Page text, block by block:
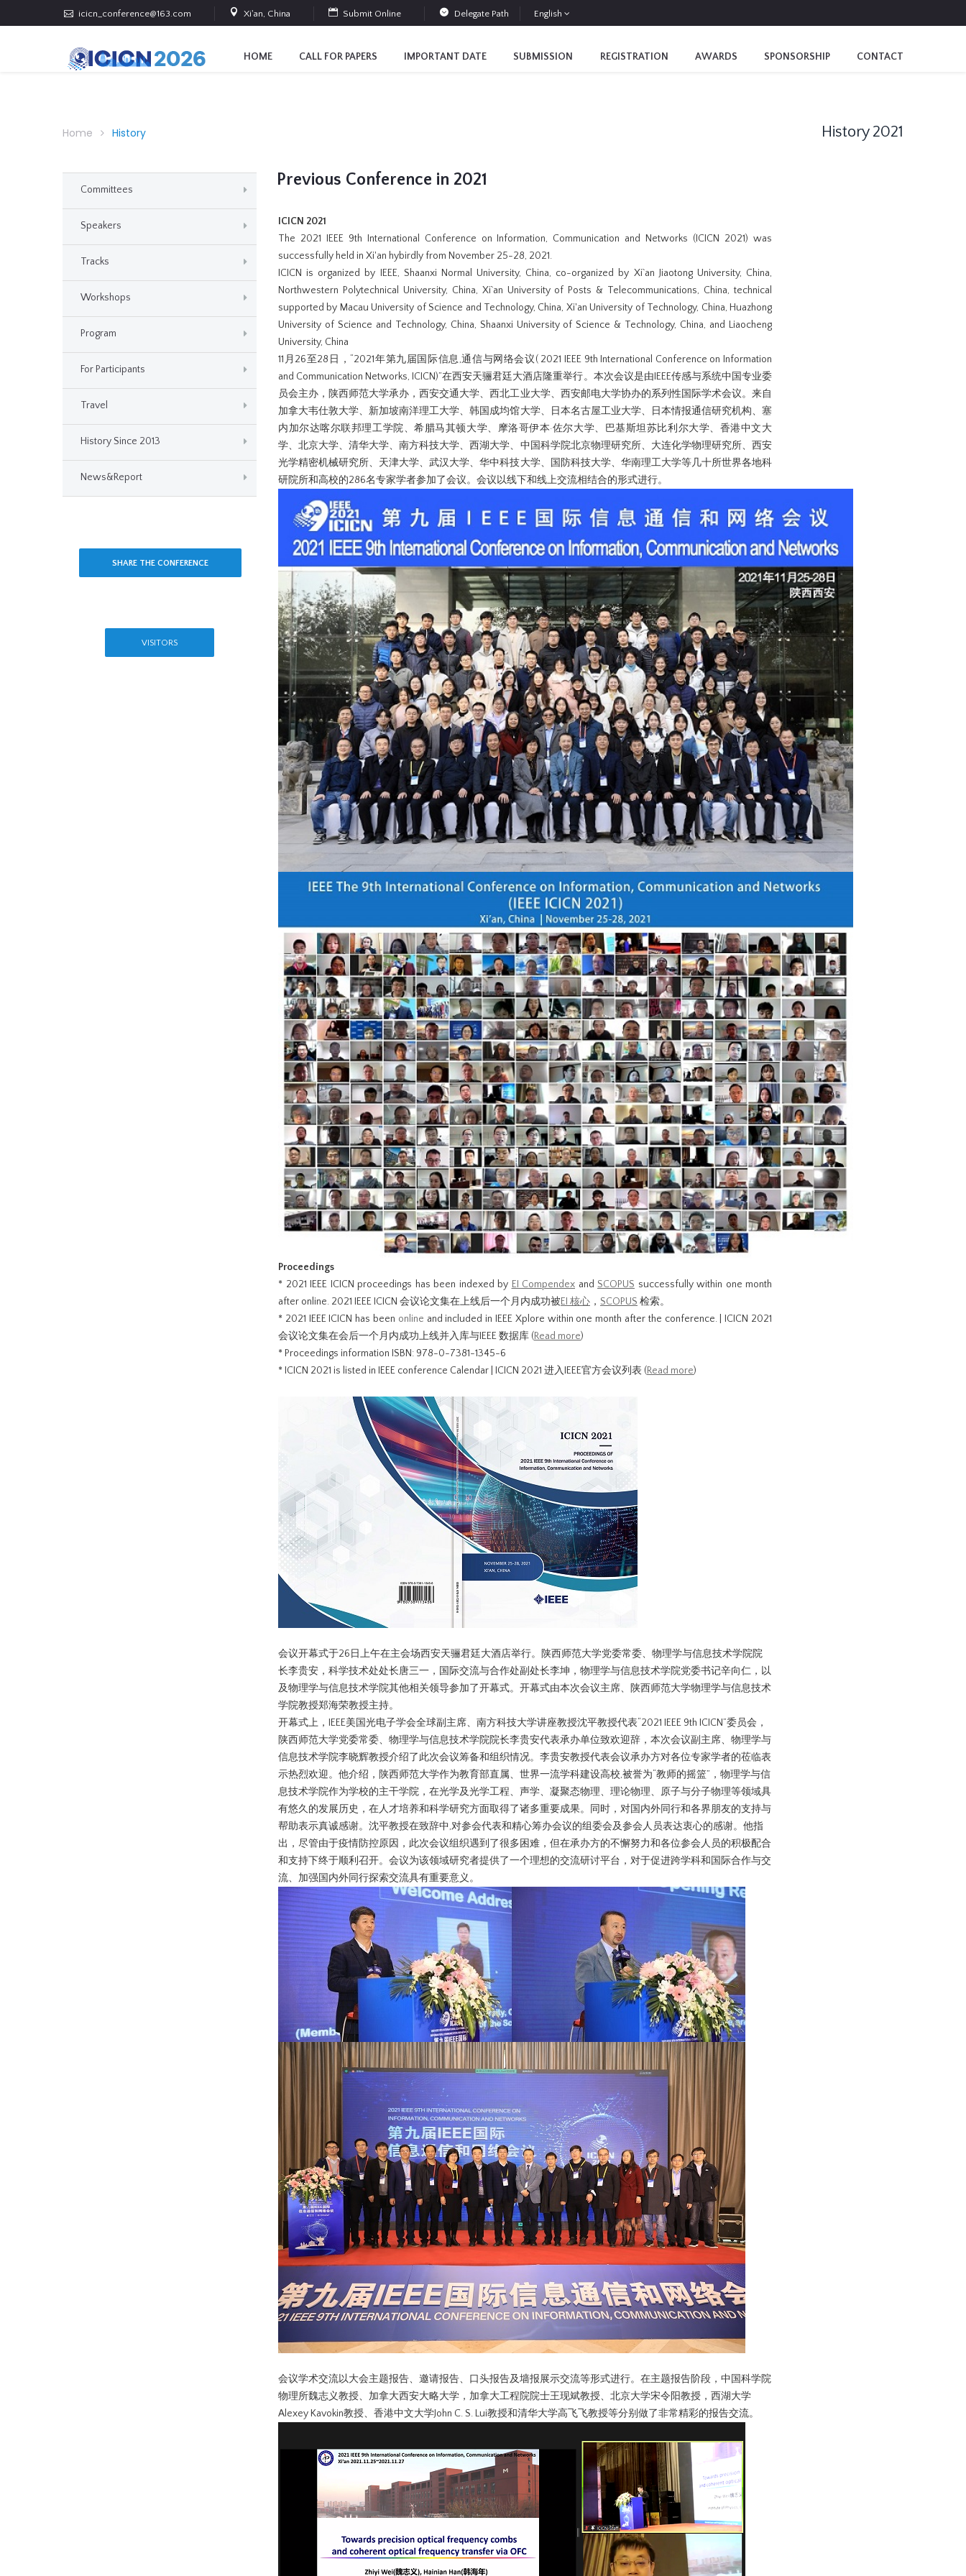
icicn_conference@163.com Xi'an, China Submit Online Delegate Path English
HOME CALL FOR PAPERS IMPORTANT DATE SUBMISSION REGISTRATION AWARDS SPONSORSHIP CONTACT
Home History History 2021
Committees
Speakers
Tracks
Workshops
Program
For Participants
Travel
History Since 2013
News&Report
SHARE THE CONFERENCE
VISITORS
Previous Conference in 2021
ICICN 2021
The 2021 IEEE 9th International Conference on Information, Communication and Networks (ICICN 2021) was
successfully held in Xi'an hybirdly from November 25-28, 2021.
ICICN is organized by IEEE, Shaanxi Normal University, China, co-organized by Xi`an Jiaotong University, China,
Northwestern Polytechnical University, China, Xi`an University of Posts & Telecommunications, China, technical
supported by Macau University of Science and Technology, China, Xi'an University of Technology, China, Huazhong
University of Science and Technology, China, Shaanxi University of Science & Technology, China, and Liaocheng
University, China
11月26至28日，“2021年第九届国际信息,通信与网络会议( 2021 IEEE 9th International Conference on Information
and Communication Networks, ICICN)”在西安天骊君廷大酒店隆重举行。本次会议是由IEEE传感与系统中国专业委
员会主办，陕西师范大学承办，西安交通大学、西北工业大学、西安邮电大学协办的系列性国际学术会议。来自
加拿大韦仕敦大学、新加坡南洋理工大学、韩国成均馆大学、日本名古屋工业大学、日本情报通信研究机构、塞
内加尔达喀尔联邦理工学院、希腊马其顿大学、摩洛哥伊本·佐尔大学、巴基斯坦苏比利尔大学、香港中文大
学、北京大学、清华大学、南方科技大学、西湖大学、中国科学院北京物理研究所、大连化学物理研究所、西安
光学精密机械研究所、天津大学、武汉大学、华中科技大学、国防科技大学、华南理工大学等几十所世界各地科
研院所和高校的286名专家学者参加了会议。会议以线下和线上交流相结合的形式进行。
Proceedings
* 2021 IEEE ICICN proceedings has been indexed by EI Compendex and SCOPUS successfully within one month
after online. 2021 IEEE ICICN 会议论文集在上线后一个月内成功被EI 核心 ， SCOPUS 检索。
* 2021 IEEE ICICN has been online and included in IEEE Xplore within one month after the conference. | ICICN 2021
会议论文集在会后一个月内成功上线并入库与IEEE 数据库 (Read more)
* Proceedings information ISBN: 978-0-7381-1345-6
* ICICN 2021 is listed in IEEE conference Calendar | ICICN 2021 进入IEEE官方会议列表 (Read more)
会议开幕式于26日上午在主会场西安天骊君廷大酒店举行。陕西师范大学党委常委、物理学与信息技术学院院
长李贵安，科学技术处处长唐三一，国际交流与合作处副处长李坤，物理学与信息技术学院党委书记辛向仁，以
及物理学与信息技术学院其他相关领导参加了开幕式。开幕式由本次会议主席、陕西师范大学物理学与信息技术
学院教授郑海荣教授主持。
开幕式上，IEEE美国光电子学会全球副主席、南方科技大学讲座教授沈平教授代表“2021 IEEE 9th ICICN”委员会，
陕西师范大学党委常委、物理学与信息技术学院院长李贵安代表承办单位致欢迎辞，本次会议副主席、物理学与
信息技术学院李晓辉教授介绍了此次会议筹备和组织情况。李贵安教授代表会议承办方对各位专家学者的莅临表
示热烈欢迎。他介绍，陕西师范大学作为教育部直属、世界一流学科建设高校,被誉为“教师的摇篮”，物理学与信
息技术学院作为学校的主干学院，在光学及光学工程、声学、凝聚态物理、理论物理、原子与分子物理等领域具
有悠久的发展历史，在人才培养和科学研究方面取得了诸多重要成果。同时，对国内外同行和各界朋友的支持与
帮助表示真诚感谢。沈平教授在致辞中,对参会代表和精心筹办会议的组委会及参会人员表达衷心的感谢。他指
出，尽管由于疫情防控原因，此次会议组织遇到了很多困难，但在承办方的不懈努力和各位参会人员的积极配合
和支持下终于顺利召开。会议为该领域研究者提供了一个理想的交流研讨平台，对于促进跨学科和国际合作与交
流、加强国内外同行探索交流具有重要意义。
会议学术交流以大会主题报告、邀请报告、口头报告及墙报展示交流等形式进行。在主题报告阶段，中国科学院
物理所魏志义教授、加拿大西安大略大学，加拿大工程院院士王现斌教授、北京大学宋令阳教授，西湖大学
Alexey Kavokin教授、香港中文大学John C. S. Lui教授和清华大学高飞飞教授等分别做了非常精彩的报告交流。